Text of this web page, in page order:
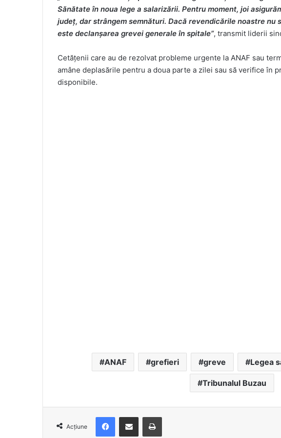
Sănătate în noua lege a salarizării. Pentru moment, joi
județ, dar strângem semnături. Dacă revendicările noastre nu
este declanșarea grevei generale în spitale”, transmit liderii
Cetățenii care au de rezolvat probleme urgente la ANAF sau
amâne deplasările pentru a doua parte a zilei sau să verifice în
disponibile.
ANAF grefieri greve Legea
Tribunalul Buzau
Acțiune
FacebookDistribuie prin e-mail Imprimare